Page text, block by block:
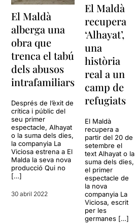
El Maldà
alberga una
obra que
trenca el tabú
dels abusos
intrafamiliars
Després de l’èxit de
crítica i públic del
seu primer
espectacle, Alhayat
o la suma dels dies,
la companyia La
Viciosa estrena a El
Malda la seva nova
producció Qui no
[…]
30 abril 2022
El Maldà
recupera
‘Alhayat’,
una
història
real a un
camp de
refugiats
El Maldà
recupera a
partir del 20 de
setembre el
text Alhayat o la
suma dels dies,
el primer
espectacle de
la nova
companyia La
Viciosa, escrit
per les
germanes […]